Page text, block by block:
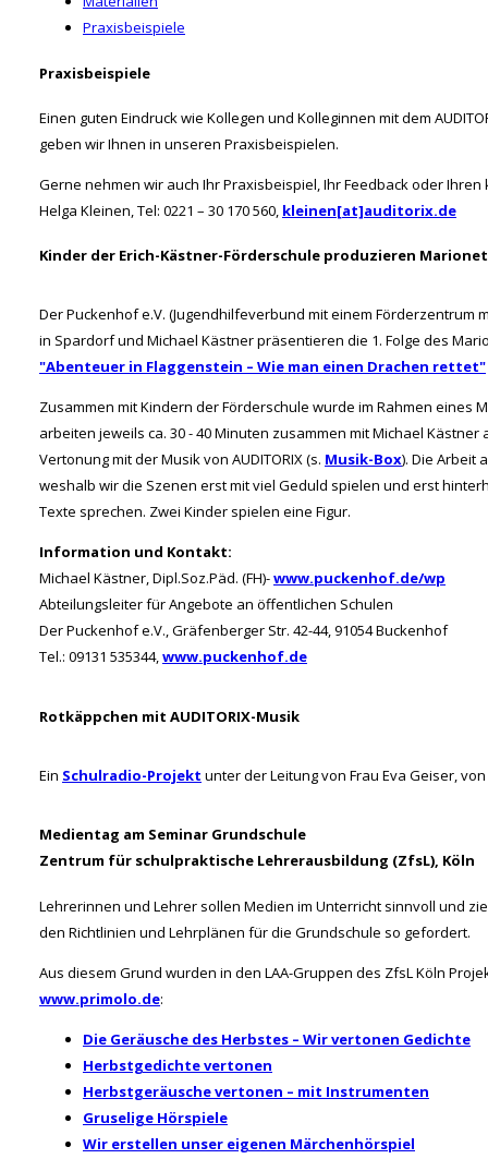
Praxisbeispiele
Praxisbeispiele
Einen guten Eindruck wie Kollegen und Kolleginnen mit dem
geben wir Ihnen in unseren Praxisbeispielen.
Gerne nehmen wir auch Ihr Praxisbeispiel, Ihr Feedback oder
Helga Kleinen, Tel: 0221 – 30 170 560, kleinen[at]auditorix.de
Kinder der Erich-Kästner-Förderschule produzieren
Der Puckenhof e.V. (Jugendhilfeverbund mit einem
in Spardorf und Michael Kästner präsentieren die 1. Folge des
"Abenteuer in Flaggenstein – Wie man einen Drachen rettet"
Zusammen mit Kindern der Förderschule wurde im Rahmen eines
arbeiten jeweils ca. 30 - 40 Minuten zusammen mit Michael
Vertonung mit der Musik von AUDITORIX (s. Musik-Box). Die Arbeit
weshalb wir die Szenen erst mit viel Geduld spielen und erst
Texte sprechen. Zwei Kinder spielen eine Figur.
Information und Kontakt:
Michael Kästner, Dipl.Soz.Päd. (FH)-www.puckenhof.de/wp
Abteilungsleiter für Angebote an öffentlichen Schulen
Der Puckenhof e.V., Gräfenberger Str. 42-44, 91054 Buckenhof
Tel.: 09131 535344,www.puckenhof.de
Rotkäppchen mit AUDITORIX-Musik
Ein Schulradio-Projekt unter der Leitung von Frau Eva Geiser,
Medientag am Seminar Grundschule
Zentrum für schulpraktische Lehrerausbildung (ZfsL), Köln
Lehrerinnen und Lehrer sollen Medien im Unterricht sinnvoll und
den Richtlinien und Lehrplänen für die Grundschule so gefordert.
Aus diesem Grund wurden in den LAA-Gruppen des ZfsL Köln
www.primolo.de:
Die Geräusche des Herbstes – Wir vertonen Gedichte
Herbstgedichte vertonen
Herbstgeräusche vertonen – mit Instrumenten
Gruselige Hörspiele
Wir erstellen unser eigenen Märchenhörspiel